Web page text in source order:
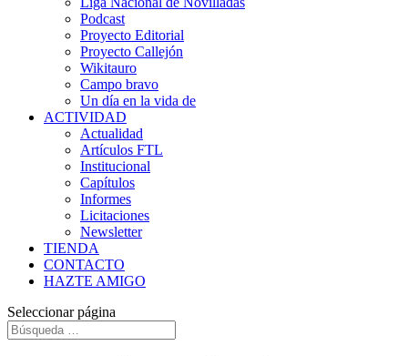
Podcast
Proyecto Editorial
Proyecto Callejón
Wikitauro
Campo bravo
Un día en la vida de
ACTIVIDAD
Actualidad
Artículos FTL
Institucional
Capítulos
Informes
Licitaciones
Newsletter
TIENDA
CONTACTO
HAZTE AMIGO
Seleccionar página